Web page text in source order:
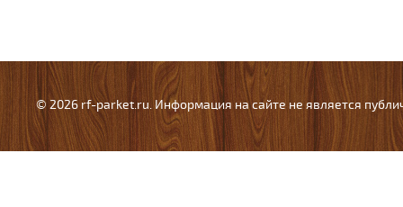
© 2026 rf-parket.ru. Информация на сайте не является